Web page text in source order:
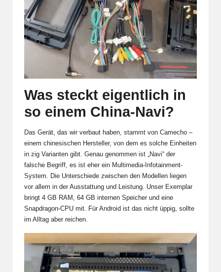
Was steckt eigentlich in
so einem China-Navi?
Das Gerät, das wir verbaut haben, stammt von Camecho –
einem chinesischen Hersteller, von dem es solche Einheiten
in zig Varianten gibt. Genau genommen ist „Navi“ der
falsche Begriff, es ist eher ein Multimedia-Infotainment-
System. Die Unterschiede zwischen den Modellen liegen
vor allem in der Ausstattung und Leistung. Unser Exemplar
bringt 4 GB RAM, 64 GB internen Speicher und eine
Snapdragon-CPU mit. Für Android ist das nicht üppig, sollte
im Alltag aber reichen.